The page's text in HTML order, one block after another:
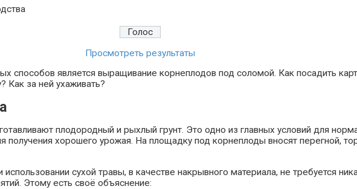
Просмотреть результаты
способов является выращивание корнеплодов под соломой. Как посадить
Как за ней ухаживать?
плодородный и рыхлый грунт. Это одно из главных условий для
получения хорошего урожая. На площадку под корнеплоды вносят перегной,
сухой травы, в качестве накрывного материала, не требуется
Этому есть своё объяснение: